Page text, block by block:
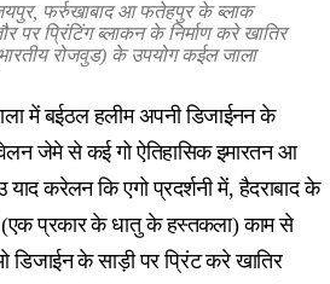
, फर्रुखाबाद आ फतेहपुर के ब्लाक
पर प्रिंटिंग ब्लाकन के निर्माण करे खातिर
रोजवुड) के उपयोग कईल जाला
में बईठल हलीम अपनी डिजाईनन के
जेमे से कई गो ऐतिहासिक इमारतन आ
करेलन कि एगो प्रदर्शनी में, हैदराबाद के
(एक प्रकार के धातु के हस्तकला) काम से
डिजाईन के साड़ी पर प्रिंट करे खातिर